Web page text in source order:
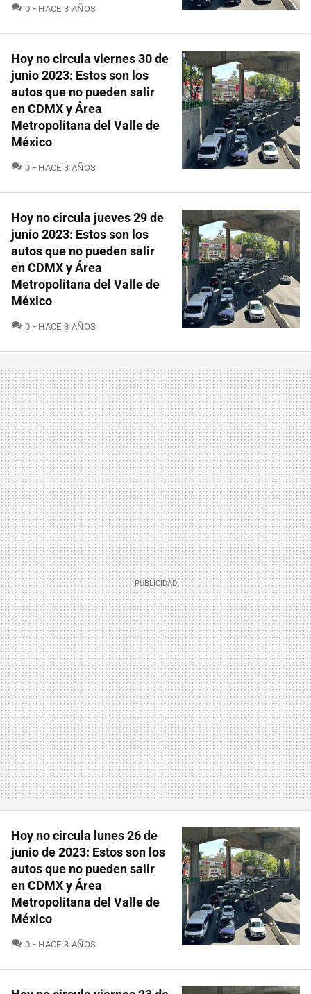
0 COMENTARIOS
HACE 3 AÑOS
Hoy no circula viernes 30 de
junio 2023: Estos son los
autos que no pueden salir
en CDMX y Área
Metropolitana del Valle de
México
0 COMENTARIOS
HACE 3 AÑOS
Hoy no circula jueves 29 de
junio 2023: Estos son los
autos que no pueden salir
en CDMX y Área
Metropolitana del Valle de
México
0 COMENTARIOS
HACE 3 AÑOS
Hoy no circula lunes 26 de
junio de 2023: Estos son los
autos que no pueden salir
en CDMX y Área
Metropolitana del Valle de
México
0 COMENTARIOS
HACE 3 AÑOS